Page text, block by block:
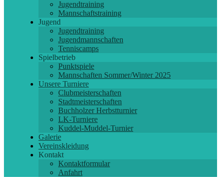
Jugendtraining
Mannschaftstraining
Jugend
Jugendtraining
Jugendmannschaften
Tenniscamps
Spielbetrieb
Punktspiele
Mannschaften Sommer/Winter 2025
Unsere Turniere
Clubmeisterschaften
Stadtmeisterschaften
Buchholzer Herbstturnier
LK-Turniere
Kuddel-Muddel-Turnier
Galerie
Vereinskleidung
Kontakt
Kontaktformular
Anfahrt